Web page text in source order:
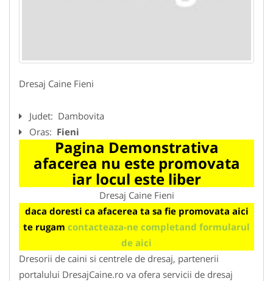
Dresaj Caine Fieni
Judet: Dambovita
Oras: Fieni
Pagina Demonstrativa
afacerea nu este promovata
iar locul este liber
Dresaj Caine Fieni
daca doresti ca afacerea ta sa fie promovata aici
te rugam contacteaza-ne completand formularul
de aici
Dresorii de caini si centrele de dresaj, partenerii
portalului DresajCaine.ro va ofera servicii de dresaj